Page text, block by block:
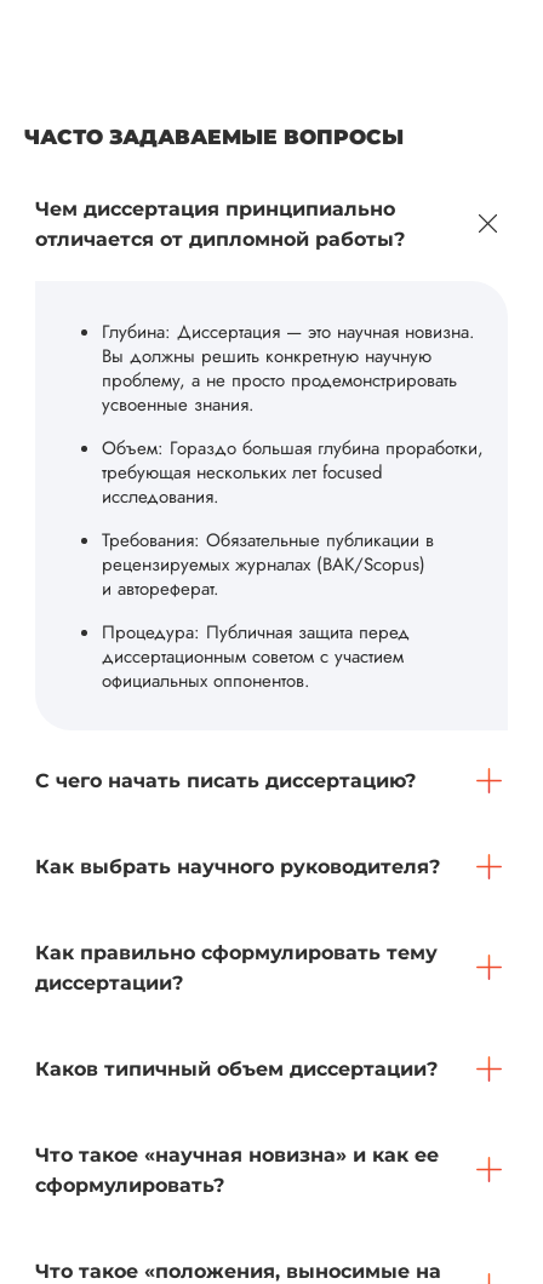
ЧАСТО ЗАДАВАЕМЫЕ ВОПРОСЫ
Чем диссертация принципиально
отличается от дипломной работы?
Глубина: Диссертация — это научная новизна.
Вы должны решить конкретную научную
проблему, а не просто продемонстрировать
усвоенные знания.
Объем: Гораздо большая глубина проработки,
требующая нескольких лет focused
исследования.
Требования: Обязательные публикации в
рецензируемых журналах (ВАК/Scopus)
и автореферат.
Процедура: Публичная защита перед
диссертационным советом с участием
официальных оппонентов.
С чего начать писать диссертацию?
Как выбрать научного руководителя?
Как правильно сформулировать тему
диссертации?
Каков типичный объем диссертации?
Что такое «научная новизна» и как ее
сформулировать?
Что такое «положения, выносимые на